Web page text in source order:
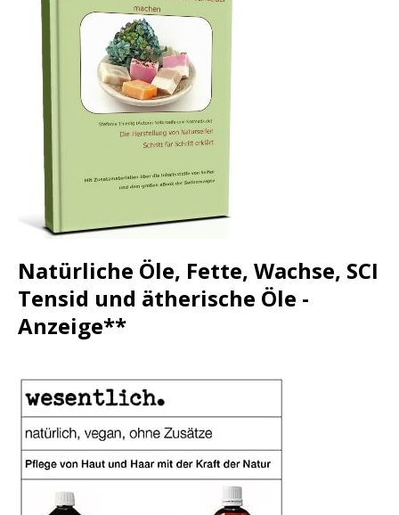
Natürliche Öle, Fette, Wachse, SCI
Tensid und ätherische Öle -
Anzeige**